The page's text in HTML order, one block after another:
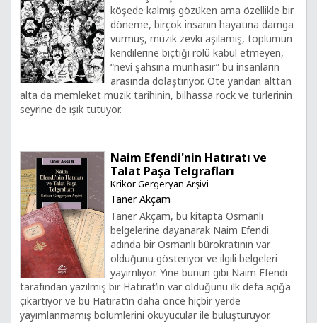
köşede kalmış gözüken ama özellikle bir
döneme, birçok insanın hayatına damga
vurmuş, müzik zevki aşılamış, toplumun
kendilerine biçtiği rolü kabul etmeyen,
“nevi şahsına münhasır” bu insanların
arasında dolaştırıyor. Öte yandan alttan
alta da memleket müzik tarihinin, bilhassa rock ve türlerinin
seyrine de ışık tutuyor.
Naim Efendi'nin Hatıratı ve
Talat Paşa Telgrafları
Krikor Gergeryan Arşivi
Taner Akçam
Taner Akçam, bu kitapta Osmanlı
belgelerine dayanarak Naim Efendi
adında bir Osmanlı bürokratının var
olduğunu gösteriyor ve ilgili belgeleri
yayımlıyor. Yine bunun gibi Naim Efendi
tarafından yazılmış bir Hatırat’ın var olduğunu ilk defa açığa
çıkartıyor ve bu Hatırat’ın daha önce hiçbir yerde
yayımlanmamış bölümlerini okuyucular ile buluşturuyor.